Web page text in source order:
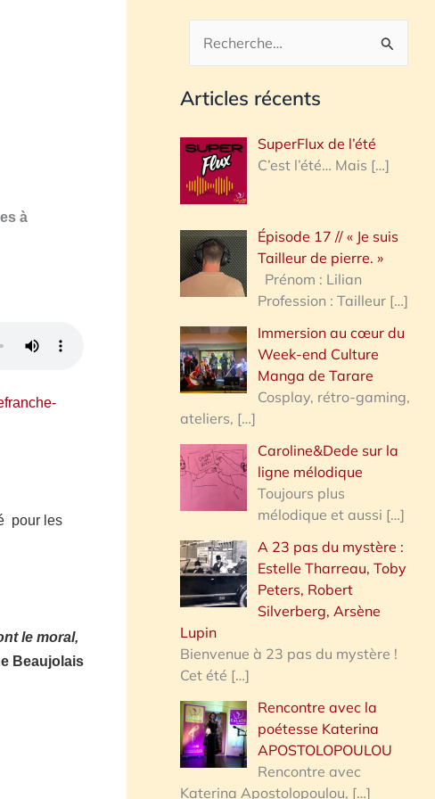
à
pour les
le moral,
Beaujolais
c
h
r
h
e
:
Articles récents
SuperFlux de l’été
C’est l’été… Mais […]
Épisode 17 // « Je suis
Tailleur de pierre. »
Prénom : Lilian
Profession : Tailleur […]
Immersion au cœur du
Week-end Culture
Manga de Tarare
Cosplay, rétro-gaming,
ateliers, […]
Caroline&Dede sur la
ligne mélodique
Toujours plus
mélodique et aussi […]
A 23 pas du mystère :
Estelle Tharreau, Toby
Peters, Robert
Silverberg, Arsène
Lupin
Bienvenue à 23 pas du mystère !
Cet été […]
Rencontre avec la
poétesse Katerina
APOSTOLOPOULOU
Rencontre avec
Katerina Apostolopoulou, […]